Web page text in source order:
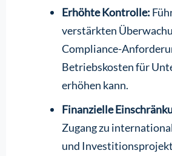
Erhöhte Kontrolle:
verstärkten
Compliance-
Betriebskosten für
erhöhen kann.
Finanzielle
Zugang zu
und